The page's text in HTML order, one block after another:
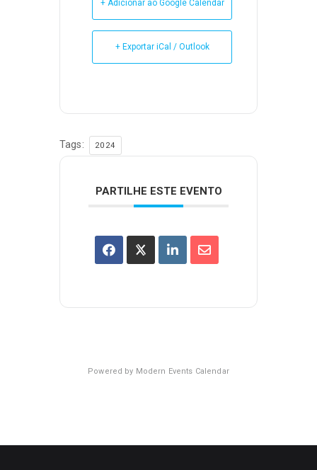
+ Adicionar ao Google Calendar
+ Exportar iCal / Outlook
Tags: 2024
PARTILHE ESTE EVENTO
Powered by Modern Events Calendar